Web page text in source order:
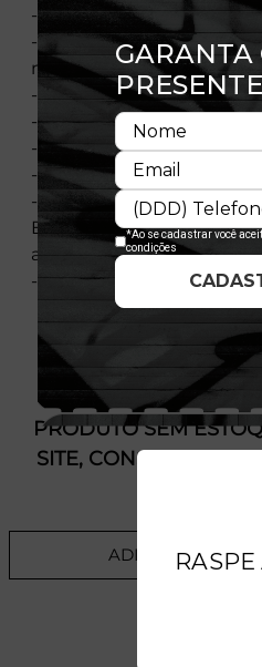
- Escudo NFL na parte
- Elastano nas laterais
melhor ajuste
- Aba curva
- Copa estruturada
- Ajustável
- Fechamento tipo
- Composição: Coroa: 95%
Botão e aba: 95%
aba: 100% Algodão
- Licença oficial
PRODUTO SEM
SITE, CONSULTE A
ADICIONAR A